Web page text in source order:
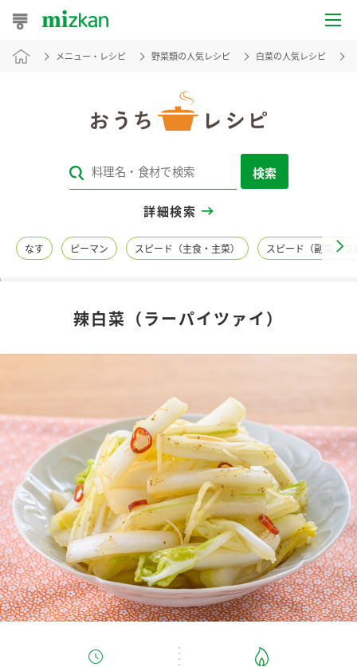
おうちレシピ
レシピカテゴリ一覧
レシピ名特集
商品情報
酢 調味酢
お酢ドリンク ぽん酢
みりん風・料理酒 鍋用調味料
つゆ たれ
キャンペーン情報
ブランド・スペシャルサイト
ブランド・スペシャルサイト トップ
商品ブランドサイト
Fibee（ファイビー）
くらしプラ酢
お酢ドリンク
企業情報
国内事業概要
メニュー・レシピ 野菜類の人気レシピ 白菜の人気レシピ
検索
詳細検索
なす ピーマン スピード（主食・主菜） スピード（副菜・つ
辣白菜（ラーパイツァイ）